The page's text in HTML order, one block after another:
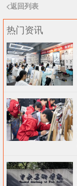
<返回列表
热门资讯